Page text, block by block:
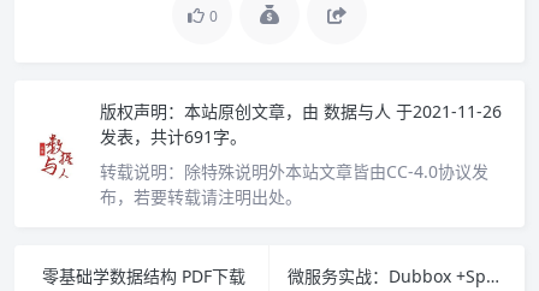
0
版权声明： 本站原创文章，由 数据与人 于2021-11-26
发表，共计691字。
转载说明： 除特殊说明外本站文章皆由CC-4.0协议发
布，若要转载请注明出处。
零基础学数据结构 PDF下载
微服务实战：Dubbox +Spring Boot+Docker PDF下载